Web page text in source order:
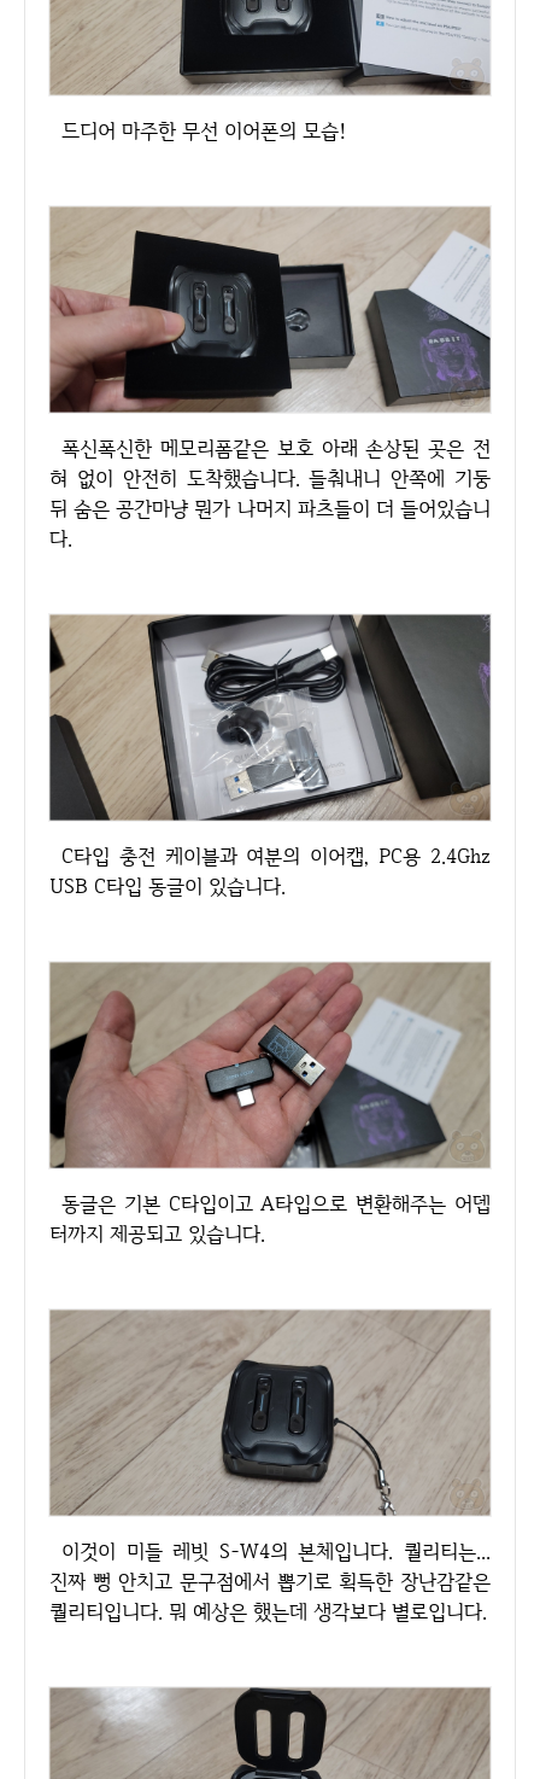
드디어 마주한 무선 이어폰의 모습!
폭신폭신한 메모리폼같은 보호 아래 손상된 곳은 전
혀 없이 안전히 도착했습니다. 들춰내니 안쪽에 기둥
뒤 숨은 공간마냥 뭔가 나머지 파츠들이 더 들어있습니
다.
C타입 충전 케이블과 여분의 이어캡, PC용 2.4Ghz
USB C타입 동글이 있습니다.
동글은 기본 C타입이고 A타입으로 변환해주는 어뎁
터까지 제공되고 있습니다.
이것이 미들 레빗 S-W4의 본체입니다. 퀄리티는...
진짜 뻥 안치고 문구점에서 뽑기로 획득한 장난감같은
퀄리티입니다. 뭐 예상은 했는데 생각보다 별로입니다.